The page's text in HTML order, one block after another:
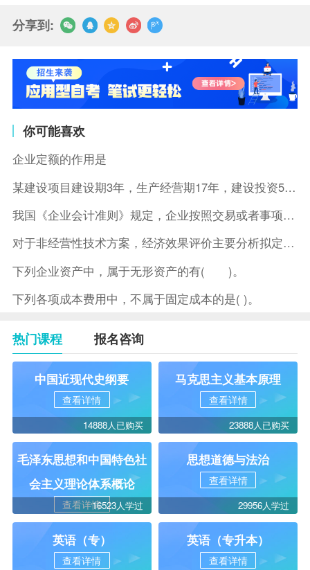
分享到:
你可能喜欢
企业定额的作用是
某建设项目建设期3年，生产经营期17年，建设投资5500万元
我国《企业会计准则》规定，企业按照交易或者事项的经济特征确定
对于非经营性技术方案，经济效果评价主要分析拟定方案的( )。
下列企业资产中，属于无形资产的有( )。
下列各项成本费用中，不属于固定成本的是( )。
热门课程 报名咨询
中国近现代史纲要
查看详情
14888人已购买
马克思主义基本原理
查看详情
23888人已购买
毛泽东思想和中国特色社
会主义理论体系概论
查看详情16523人学过
思想道德与法治
查看详情
29956人学过
英语（专）
查看详情
英语（专升本）
查看详情